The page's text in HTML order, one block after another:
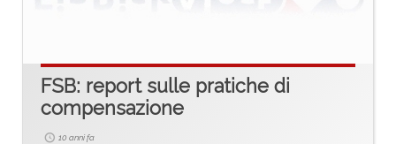
FSB: report sulle pratiche di
compensazione
10 anni fa